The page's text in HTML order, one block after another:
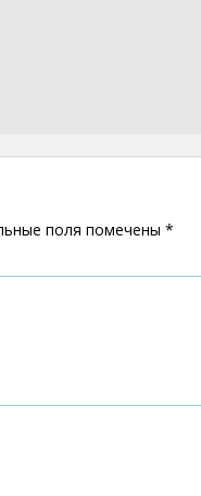
поля помечены *